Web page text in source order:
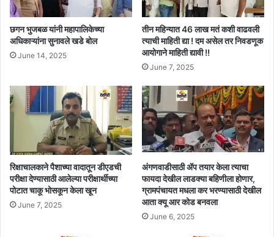
छगन भुजबळ यांनी महापालिकेच्या
अधिकाऱ्यांना सुनावले खडे बोल
June 14, 2025
तीन महिन्यात 46 लाख मतं कशी वाढवली
त्याची माहिती द्या ! दम असेल तर निवडणूक
आयोगाने माहिती द्यावी !!
June 7, 2025
रिक्षाचालकाने पैशाच्या वादातून डीएडची
परीक्षा देण्यासाठी आलेल्या परीक्षार्थीच्या
पोटात चाकू भोसकून केला खून
June 7, 2025
अंगणवाडीसाठी ॲप तयार केला त्याचा
फायदा देखील लाडक्या बहिणीला होणार,
ग्रामपंचायत मधला कर भरण्यासाठी देखील
आता क्यू आर कोड बनवला
June 6, 2025